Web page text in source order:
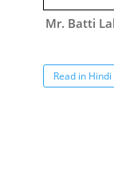
Mr. Batti
Read in Hindi